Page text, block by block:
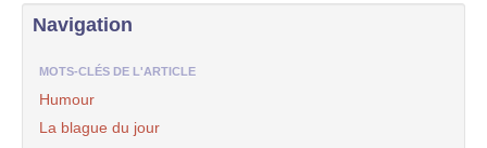
Navigation
MOTS-CLÉS DE L'ARTICLE
Humour
La blague du jour